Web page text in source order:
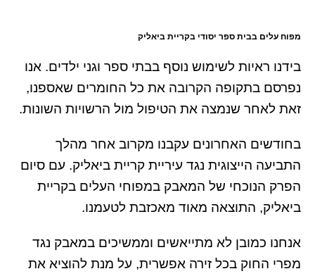
מפוח עלים בבית ספר יסודי בקריית ביאליק
בידנו ראיות לשימוש נוסף בבתי ספר וגני ילדים. אנו
נפרסם בתקופה הקרובה את כל החומרים שאספנו,
זאת לאחר שנמצה את הטיפול מול הרשויות השונות.
בחודשים האחרונים עקבנו מקרוב אחר מהלך
התביעה הייצוגית נגד עיריית קריית ביאליק. עם סיום
הפרק הנוכחי של המאבק במפוחי העלים בקריית
ביאליק, התוצאה מאוד מאכזבת לטעמנו.
אנחנו כמובן לא מתייאשים וממשיכים במאבק נגד
מפרי החוק בכל זירה אפשרית, על מנת להוציא את